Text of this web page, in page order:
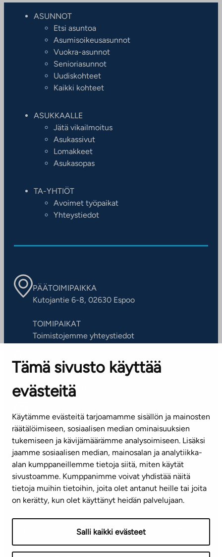
Tämä sivusto käyttää
evästeitä
Käytämme evästeitä tarjoamamme sisällön ja mainosten
räätälöimiseen, sosiaalisen median ominaisuuksien
tukemiseen ja kävijämäärämme analysoimiseen. Lisäksi
jaamme sosiaalisen median, mainosalan ja analytiikka-
alan kumppaneillemme tietoja siitä, miten käytät
sivustoamme. Kumppanimme voivat yhdistää näitä
tietoja muihin tietoihin, joita olet antanut heille tai joita
on kerätty, kun olet käyttänyt heidän palvelujaan.
Salli kaikki evästeet
ASUNNOT
Etsi asuntoa
Asumisoikeusasunnot
Vuokra-asunnot
Senioriasunnot
Uudiskohteet
Kaikki kohteet
ASUKKAALLE
Jätä vikailmoitus
Asukassivut
Lomakkeet
Asukasopas
TA-YHTIÖT
Avoimet työpaikat
Yhteystiedot
PÄÄTOIMIPAIKKA
Kutojantie 6-8, 02630 Espoo
TOIMIPAIKAT
Toimistojemme yhteystiedot
ASIAKASPALVELUKESKUS
Puh. 045 7734 3777
(arkisin klo 8-16)
info@ta.fi
Tilaa uutiskirje
Mediapankki
TietosuojaselosteSaavutettavuusseloste